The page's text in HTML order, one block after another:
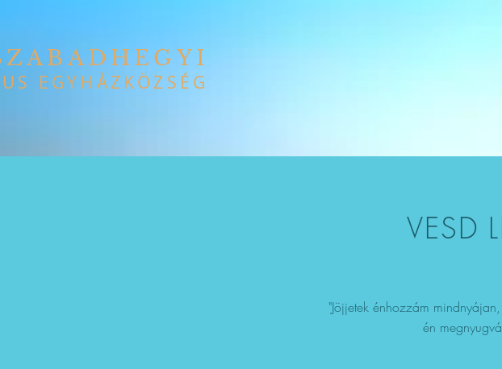
EGYHÁZKÖZSÉG
VESD
"Jöjjetek énhozzám
én